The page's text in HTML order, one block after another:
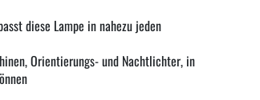
diese Lampe in nahezu jeden
Orientierungs- und Nachtlichter, in